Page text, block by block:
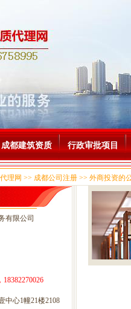
成都建筑资质 行政审批项目
理网 >> 成都公司注册 >> 外商投资的
有限公司
中心1幢21楼2108